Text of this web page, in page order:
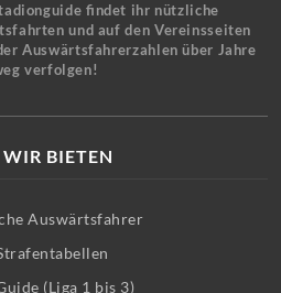
findet ihr nützliche
und auf den Vereinsseiten
Auswärtsfahrerzahlen über Jahre
verfolgen!
BIETEN
Auswärtsfahrer
(Liga 1 bis 3)